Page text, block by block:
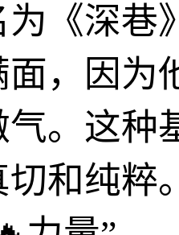
《深巷
面，因为
气。这种
和纯粹